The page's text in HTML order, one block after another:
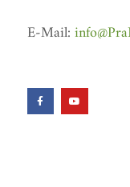
E-Mail:
F
a
Y
o